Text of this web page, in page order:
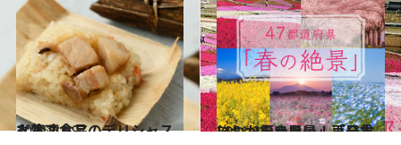
2021.3.19
人気ストアのデリシャスな冷凍食品
グルメ 2021.3.5
いつか行きたい！「日本にしかない風景」再発見
旅＆お出かけ